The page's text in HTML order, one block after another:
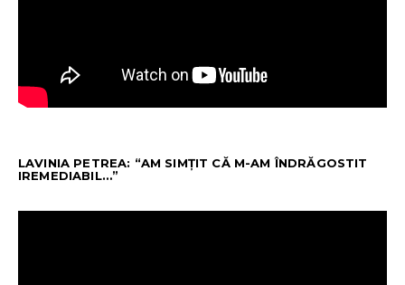
LAVINIA PETREA: “AM SIMȚIT CĂ M-AM ÎNDRĂGOSTIT
IREMEDIABIL…”